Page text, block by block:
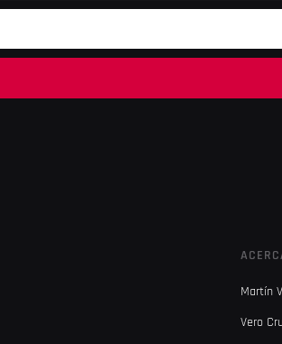
Martín
Vero